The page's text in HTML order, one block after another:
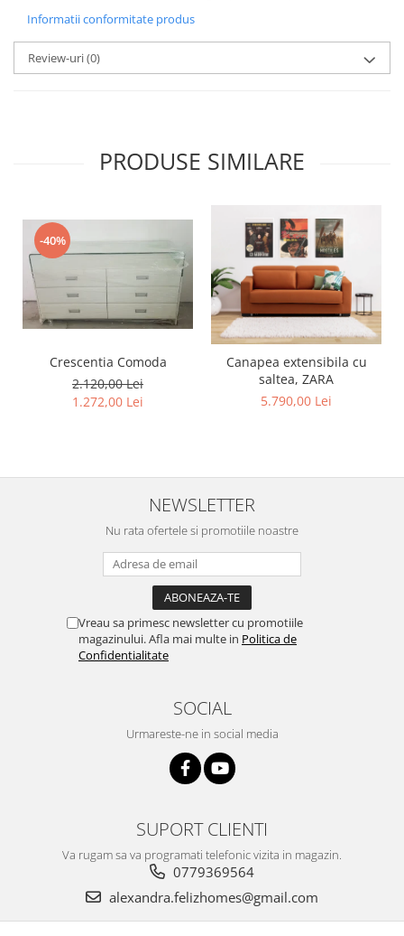
Informatii conformitate produs
Review-uri(0)
PRODUSE SIMILARE
-40%
Crescentia Comoda
2.120,00 Lei
1.272,00 Lei
Canapea extensibila cu
saltea, ZARA
5.790,00 Lei
NEWSLETTER
Nu rata ofertele si promotiile noastre
Vreau sa primesc newsletter cu promotiile
magazinului. Afla mai multe in Politica de
Confidentialitate
SOCIAL
Urmareste-ne in social media
SUPORT CLIENTI
Va rugam sa va programati telefonic vizita in magazin.
0779369564
alexandra.felizhomes@gmail.com